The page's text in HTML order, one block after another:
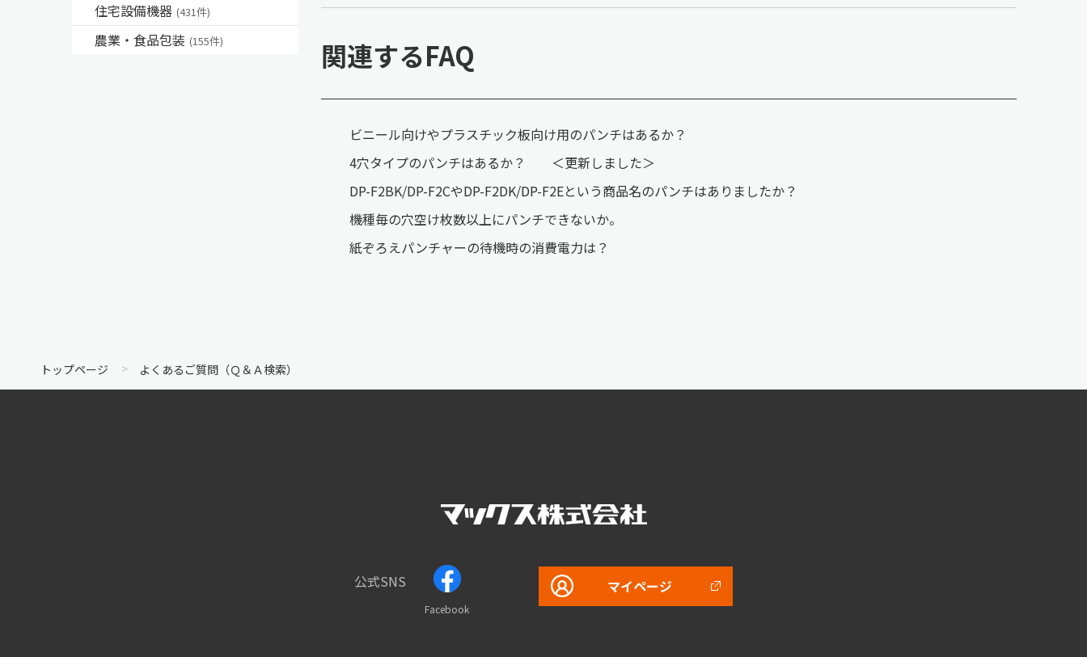
住宅設備機器 (431件)
農業・食品包装 (155件) 関連するFAQ
ビニール向けやプラスチック板向け用のパンチはあるか？
4穴タイプのパンチはあるか？ ＜更新しました＞
DP-F2BK/DP-F2CやDP-F2DK/DP-F2Eという商品名のパンチはありましたか？
機種毎の穴空け枚数以上にパンチできないか。
紙ぞろえパンチャーの待機時の消費電力は？
トップページ よくあるご質問（Ｑ＆Ａ検索）
公式SNS
Facebook
マイページ